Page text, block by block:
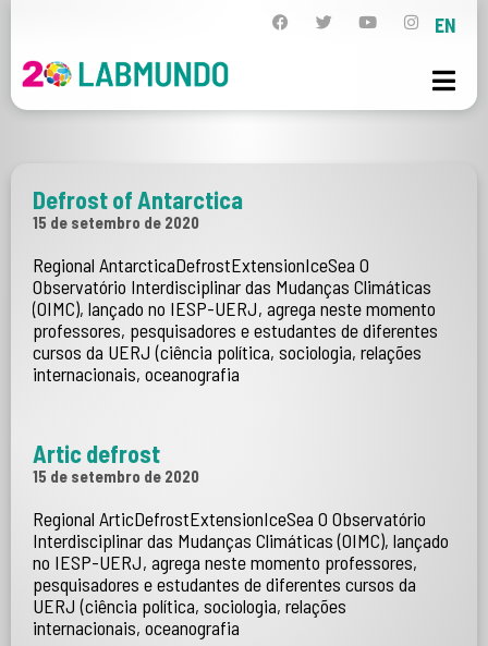
EN
Defrost of Antarctica
15 de setembro de 2020
Regional AntarcticaDefrostExtensionIceSea O
Observatório Interdisciplinar das Mudanças Climáticas
(OIMC), lançado no IESP-UERJ, agrega neste momento
professores, pesquisadores e estudantes de diferentes
cursos da UERJ (ciência política, sociologia, relações
internacionais, oceanografia
Artic defrost
15 de setembro de 2020
Regional ArticDefrostExtensionIceSea O Observatório
Interdisciplinar das Mudanças Climáticas (OIMC), lançado
no IESP-UERJ, agrega neste momento professores,
pesquisadores e estudantes de diferentes cursos da
UERJ (ciência política, sociologia, relações
internacionais, oceanografia